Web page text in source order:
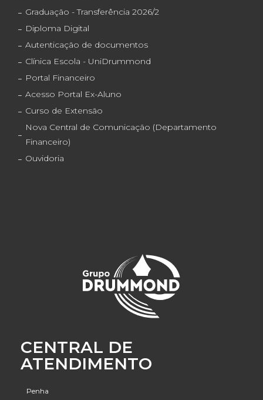
Graduação - Transferência 2026/2
Diploma Digital
Autenticação de documentos
Clínica Escola - UniDrummond
Portal Financeiro
Acesso Portal Ex-Aluno
Curso de Extensão
Nova Central de Comunicação (Departamento
Financeiro)
Ouvidoria
CENTRAL DE
ATENDIMENTO
Penha